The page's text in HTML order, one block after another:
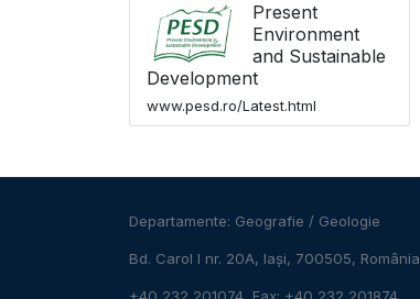
Present
Environment
and Sustainable
Development
www.pesd.ro/Latest.html
Departamente: Geografie / Geologie
Bd. Carol I nr. 20A, Iași, 700505, România
+40 232 201074, Fax: +40 232 201874